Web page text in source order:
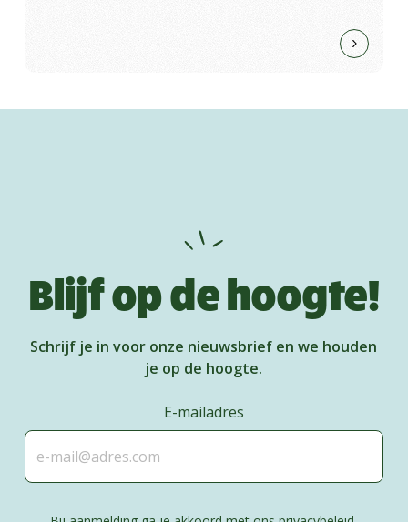
Blijf op de hoogte!
Schrijf je in voor onze nieuwsbrief en we houden
je op de hoogte.
E-mailadres